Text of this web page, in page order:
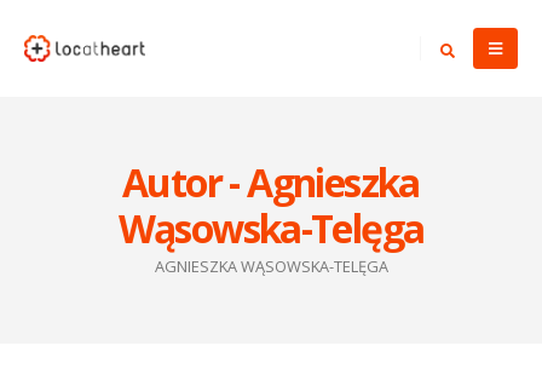
Autor - Agnieszka
Wąsowska-Telęga
AGNIESZKA WĄSOWSKA-TELĘGA